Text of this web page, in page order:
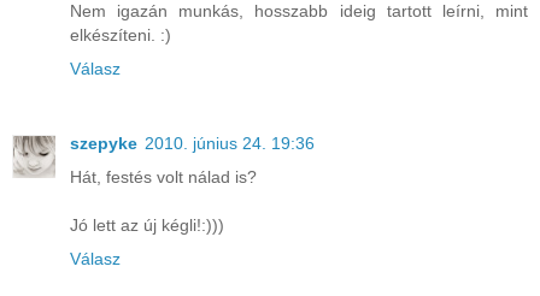
Nem igazán munkás, hosszabb ideig tartott leírni, mint
elkészíteni. :)
Válasz
szepyke 2010. június 24. 19:36
Hát, festés volt nálad is?
Jó lett az új kégli!:)))
Válasz